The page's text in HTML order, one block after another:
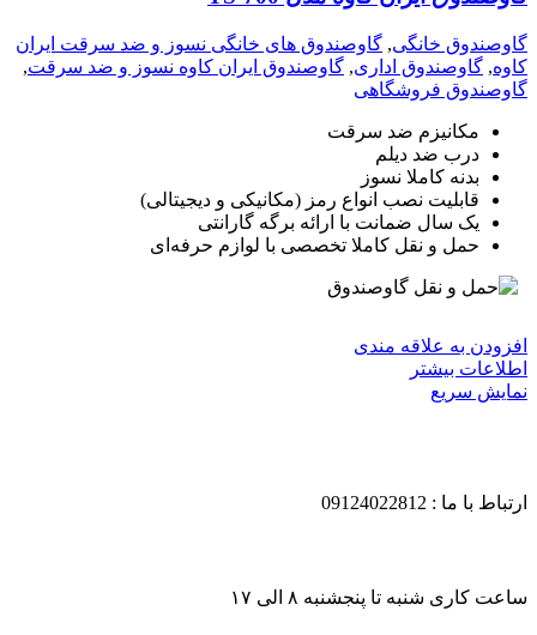
گاوصندوق خانگی, گاوصندوق های خانگی نسوز و ضد سرقت ایران
کاوه, گاوصندوق اداری, گاوصندوق ایران کاوه نسوز و ضد سرقت,
گاوصندوق فروشگاهی
مکانیزم ضد سرقت
درب ضد دیلم
بدنه کاملا نسوز
قابلیت نصب انواع رمز (مکانیکی و دیجیتالی)
یک سال ضمانت با ارائه برگه گارانتی
حمل و نقل کاملا تخصصی با لوازم حرفه‌ای
افزودن به علاقه مندی
اطلاعات بیشتر
نمایش سریع
ارتباط با ما : 09124022812
ساعت کاری شنبه تا پنجشنبه ۸ الی ۱۷